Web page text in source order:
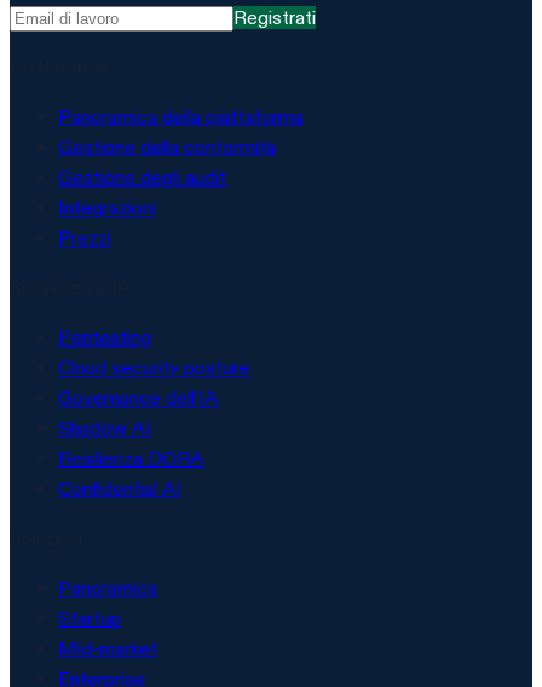
Registrati
Panoramica della piattaforma
Gestione della conformità
Gestione degli audit
Integrazioni
Prezzi
Pentesting
Cloud security posture
Governance dell'IA
Shadow AI
Resilienza DORA
Confidential AI
Panoramica
Startup
Mid-market
Enterprise